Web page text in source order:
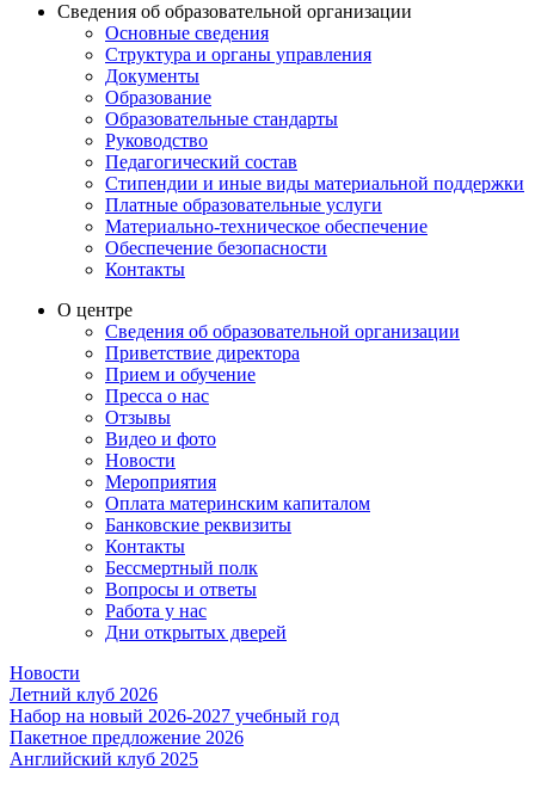
Сведения об образовательной организации
Основные сведения
Структура и органы управления
Документы
Образование
Образовательные стандарты
Руководство
Педагогический состав
Стипендии и иные виды материальной поддержки
Платные образовательные услуги
Материально-техническое обеспечение
Обеспечение безопасности
Контакты
О центре
Сведения об образовательной организации
Приветствие директора
Прием и обучение
Пресса о нас
Отзывы
Видео и фото
Новости
Мероприятия
Оплата материнским капиталом
Банковские реквизиты
Контакты
Бессмертный полк
Вопросы и ответы
Работа у нас
Дни открытых дверей
Новости
Летний клуб 2026
Набор на новый 2026-2027 учебный год
Пакетное предложение 2026
Английский клуб 2025